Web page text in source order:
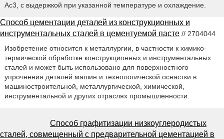
Ас3, с выдержкой при указанной температуре и охлаждение.
Способ цементации деталей из конструкционных и
инструментальных сталей в цементуемой пасте // 2704044
Изобретение относится к металлургии, в частности к химико-
термической обработке конструкционных и инструментальных
сталей и может быть использовано для поверхностного
упрочнения деталей машин и технологической оснастки в
машиностроительной, металлургической, химической,
инструментальной и других отраслях промышленности.
Способ графитизации низкоуглеродистых
сталей, совмещенный с предварительной цементацией в